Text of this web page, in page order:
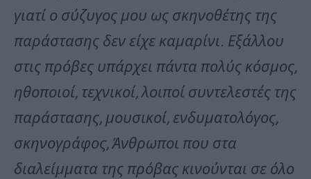
γιατί ο σύζυγος μου ως σκηνοθέτης της
παράστασης δεν είχε καμαρίνι. Εξάλλου
στις πρόβες υπάρχει πάντα πολύς κόσμος,
ηθοποιοί, τεχνικοί, λοιποί συντελεστές της
παράστασης, μουσικοί, ενδυματολόγος,
σκηνογράφος, Άνθρωποι που στα
διαλείμματα της πρόβας κινούνται σε όλο